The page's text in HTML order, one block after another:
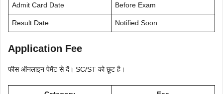
Admit Card Date Before Exam
Result Date Notified Soon
Application Fee
फीस ऑनलाइन पेमेंट से दें। SC/ST को छूट है।